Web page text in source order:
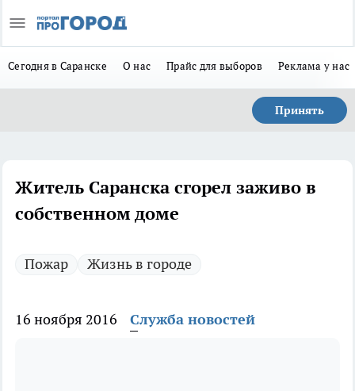
Сегодня в Саранске О нас Прайс для выборов Реклама у нас
Принять
Житель Саранска сгорел заживо в
собственном доме
Пожар Жизнь в городе
16 ноября 2016 Служба новостей